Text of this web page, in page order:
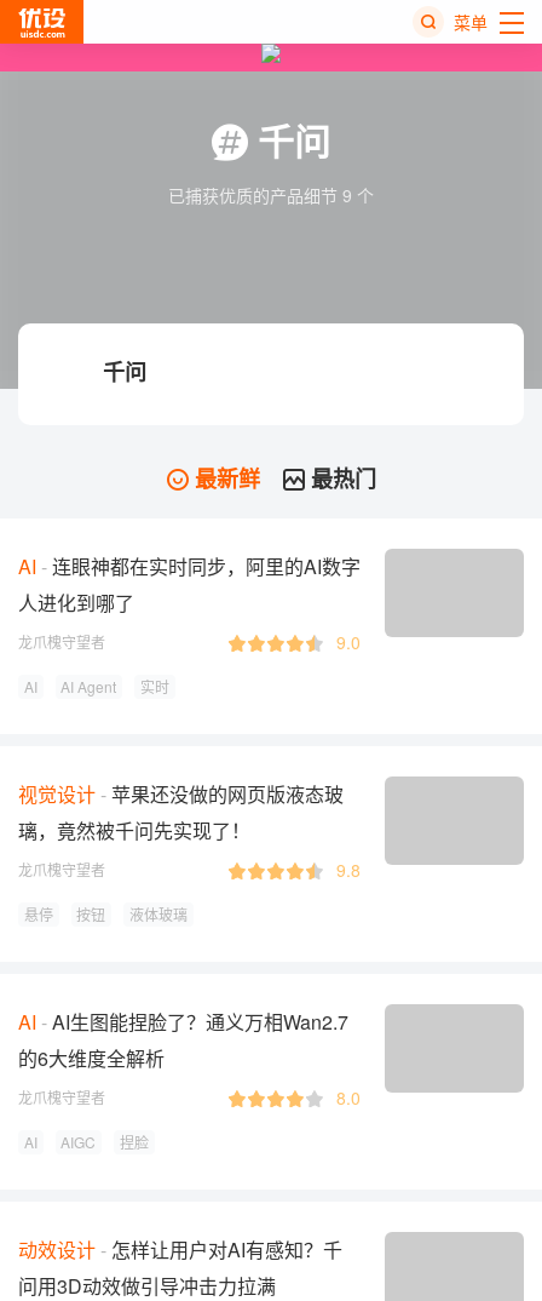
菜单
千问
已捕获优质的产品细节 9 个
千问
最新鲜 最热门
AI
连眼神都在实时同步，阿里的AI数字
人进化到哪了
龙爪槐守望者 9.0
AI AI Agent 实时
视觉设计 苹果还没做的网页版液态玻
璃，竟然被千问先实现了！
龙爪槐守望者 9.8
悬停 按钮 液体玻璃
AI
AI生图能捏脸了？通义万相Wan2.7
的6大维度全解析
龙爪槐守望者 8.0
AI AIGC 捏脸
动效设计
怎样让用户对AI有感知？千
问用3D动效做引导冲击力拉满